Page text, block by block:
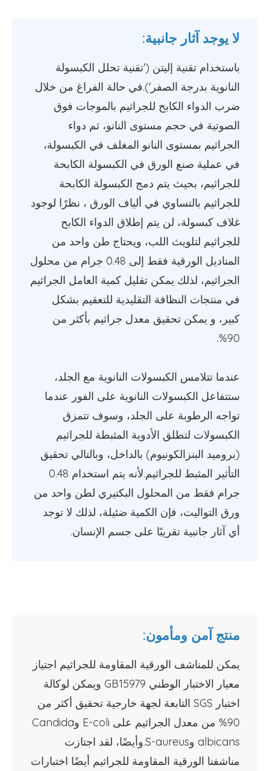
لا يوجد آثار جانبية:
باستخدام تقنية إليتن ('تقنية تحلل الكبسولة
النانوية بدرجة الصفر').في حالة الفراغ من خلال
ضرب الدواء الكابح للجراثيم بالموجات فوق
الصوتية في حجم مستوى النانو، ثم دواء
الجراثيم بمستوى النانو المغلف في الكبسولة،
في عملية صنع الورق في الكبسولة الكابحة
للجراثيم، بحيث يتم دمج الكبسولة الكابحة
للجراثيم بالتساوي في ألياف الورق ، نظرًا لوجود
غلاف كبسولة، لن يتم إطلاق الدواء الكابح
للجراثيم لتلويث اللب، ويحتاج طن واحد من
المناديل الورقية فقط إلى 0.48 جرام من محلول
الجراثيم، لذلك يمكن تقليل كمية العامل الجراثيم
في منتجات النظافة التقليدية للتعقيم بشكل
كبير، و يمكن تحقيق معدل جراثيم بأكثر من
90%.
عندما تتلامس الكبسولات النانوية مع الجلد،
ستتفاعل الكبسولات النانوية على الفور عندما
تواجه الرطوبة على الجلد، وسوف تتمزق
الكبسولات لتطلق الأدوية المثبطة للجراثيم
(بروميد البنزالكونيوم) بالداخل، وبالتالي تحقيق
التأثير المثبط للجراثيم.لأنه يتم استخدام 0.48
جرام فقط من المحلول البكتيري لطن واحد من
ورق التواليت، فإن الكمية ضئيلة، لذلك لا توجد
أي آثار جانبية تقريبًا على جسم الإنسان.
منتج آمن ومأمون:
يمكن للمناشف الورقية المقاومة للجراثيم اجتياز
معيار الاختبار الوطني GB15979 ويمكن لوكالة
اختبار SGS التابعة لجهة خارجية تحقيق أكثر من
90% من معدل الجراثيم على E-coli وCandida
albicans وS-aureus.وأيضًا، لقد اجتازت
مناشفنا الورقية المقاومة للجراثيم أيضًا اختبارات